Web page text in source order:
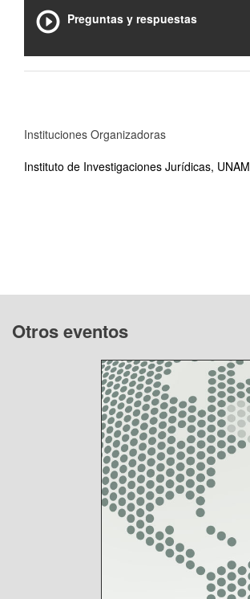
Preguntas y respuestas
Instituciones Organizadoras
Instituto de Investigaciones Jurídicas, UNAM
Otros eventos